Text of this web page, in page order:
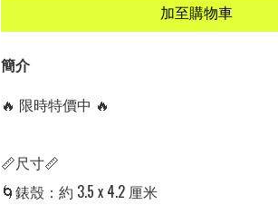
加至購物車
簡介
🔥 限時特價中 🔥
📏尺寸📏
🌀錶殼：約 3.5 x 4.2 厘米